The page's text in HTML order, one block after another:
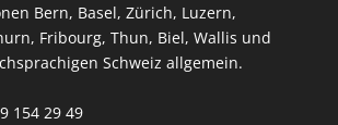
Bern, Basel, Zürich, Luzern,
Fribourg, Thun, Biel, Wallis und
Schweiz allgemein.
154 29 49